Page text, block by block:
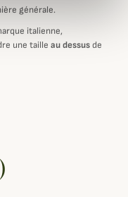
générale.
italienne,
une taille au dessusde